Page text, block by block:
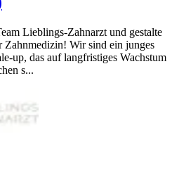
Lieblings-Zahnarzt und gestalte
Zahnmedizin! Wir sind ein junges
up, das auf langfristiges Wachstum
s...